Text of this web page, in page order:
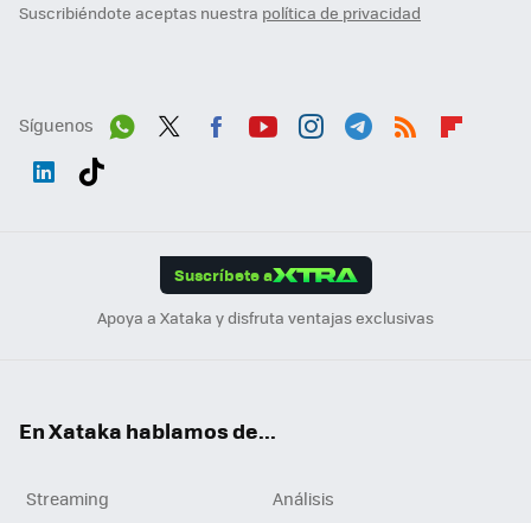
Suscribiéndote aceptas nuestra política de privacidad
Síguenos
Suscríbete a
Apoya a Xataka y disfruta ventajas exclusivas
En Xataka hablamos de...
Streaming
Análisis